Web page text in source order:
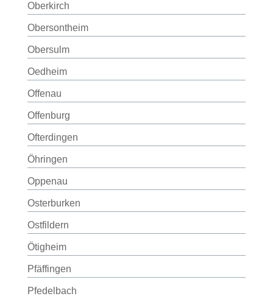
Oberkirch
Obersontheim
Obersulm
Oedheim
Offenau
Offenburg
Ofterdingen
Öhringen
Oppenau
Osterburken
Ostfildern
Ötigheim
Pfäffingen
Pfedelbach